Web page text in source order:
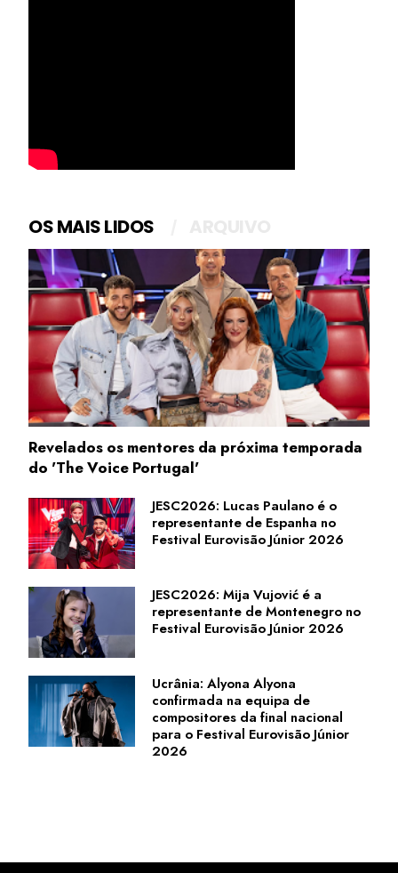
OS MAIS LIDOS
Revelados os mentores da próxima temporada
do 'The Voice Portugal'
JESC2026: Lucas Paulano é o
representante de Espanha no
Festival Eurovisão Júnior 2026
JESC2026: Mija Vujović é a
representante de Montenegro no
Festival Eurovisão Júnior 2026
Ucrânia: Alyona Alyona
confirmada na equipa de
compositores da final nacional
para o Festival Eurovisão Júnior
2026